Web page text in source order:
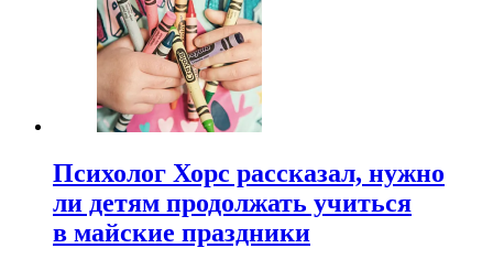
Психолог Хорс рассказал, нужно
ли детям продолжать учиться
в майские праздники